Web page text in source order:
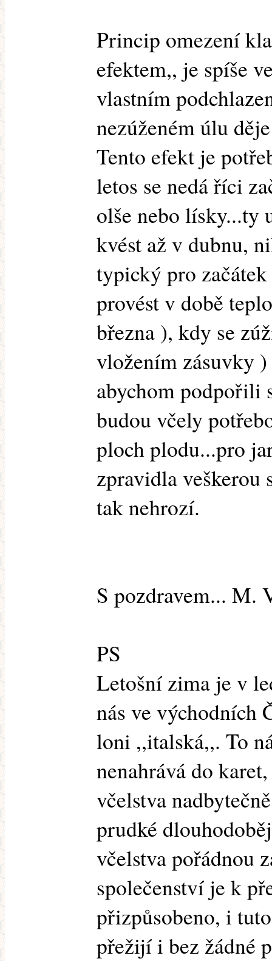
Princip omezení
efektem,, je spíše
vlastním
nezúženém úlu
Tento efekt je
letos se nedá říci
olše nebo lísky...ty
kvést až v dubnu,
typický pro
provést v době
března ), kdy se
vložením zásuvky
abychom podpořili
budou včely
ploch plodu...pro
zpravidla veškerou
tak nehrozí.
S pozdravem... M.
PS
Letošní zima je v
nás ve východních
loni ,,italská,,. To
nenahrává do
včelstva
prudké
včelstva pořádnou
společenství je k
přizpůsobeno, i
přežijí i bez žádné